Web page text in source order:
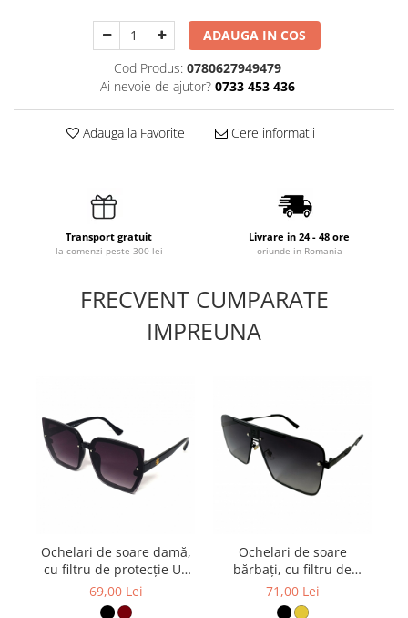
ADAUGA IN COS
Cod Produs: 0780627949479
Ai nevoie de ajutor? 0733 453 436
Adauga la Favorite Cere informatii
Transport gratuit
la comenzi peste 300 lei
Livrare in 24 - 48 ore
oriunde in Romania
FRECVENT CUMPARATE
IMPREUNA
Ochelari de soare damă,
cu filtru de protecție UV
400, cu toc cadou, OSD34
69,00 Lei
Ochelari de soare
bărbați, cu filtru de
protecție UV 400, cu toc
cadou, OSB41
71,00 Lei